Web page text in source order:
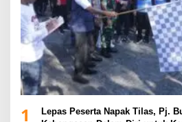
1
Lepas Peserta Napak Tilas, Pj.